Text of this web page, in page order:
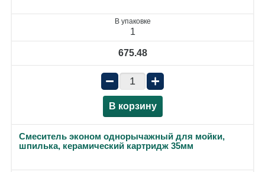
В упаковке
1
675.48
− +
В корзину
Смеситель эконом однорычажный для мойки,
шпилька, керамический картридж 35мм